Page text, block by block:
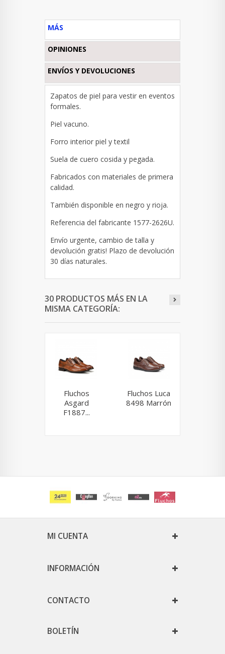
MÁS
OPINIONES
ENVÍOS Y DEVOLUCIONES
Zapatos de piel para vestir en eventos
formales.
Piel vacuno.
Forro interior piel y textil
Suela de cuero cosida y pegada.
Fabricados con materiales de primera
calidad.
También disponible en negro y rioja.
Referencia del fabricante 1577-2626U.
Envío urgente, cambio de talla y
devolución gratis! Plazo de devolución
30 días naturales.
30 PRODUCTOS MÁS EN LA
MISMA CATEGORÍA:
Fluchos
Asgard
F1887...
Fluchos Luca
8498 Marrón
MI CUENTA
INFORMACIÓN
CONTACTO
BOLETÍN